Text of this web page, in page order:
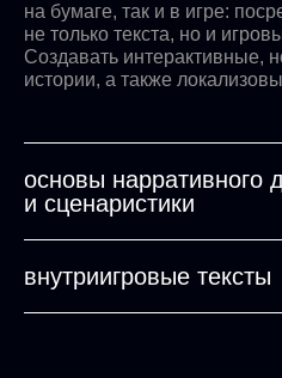
на бумаге, так и в игре:
не только текста, но и
Создавать интерактивные,
истории, а также
основы нарративного
и сценаристики
внутриигровые тексты